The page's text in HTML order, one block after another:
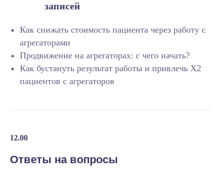
записей
Как снижать стоимость пациента через работу с
агрегаторами
Продвижение на агрегаторах: с чего начать?
Как бустануть результат работы и привлечь Х2
пациентов с агрегаторов
12.00
Ответы на вопросы
Все зарегистрированные после